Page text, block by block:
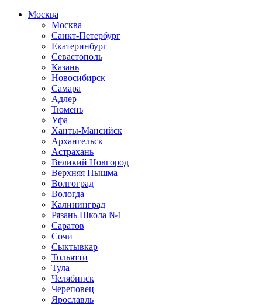
Москва
Москва
Санкт-Петербург
Екатеринбург
Севастополь
Казань
Новосибирск
Самара
Адлер
Тюмень
Уфа
Ханты-Мансийск
Архангельск
Астрахань
Великий Новгород
Верхняя Пышма
Волгоград
Вологда
Калининград
Рязань Школа №1
Саратов
Сочи
Сыктывкар
Тольятти
Тула
Челябинск
Череповец
Ярославль